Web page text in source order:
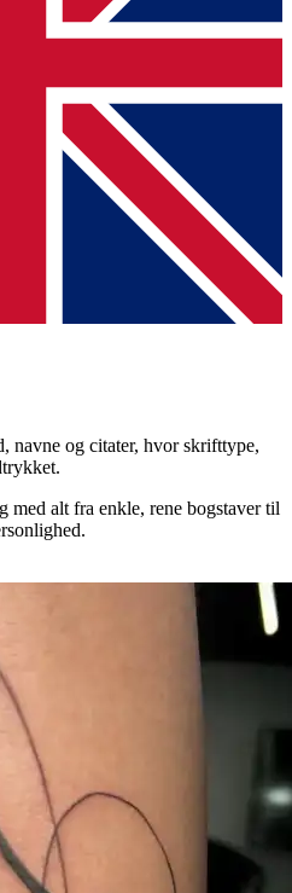
navne og citater, hvor skrifttype,
alt fra enkle, rene bogstaver til